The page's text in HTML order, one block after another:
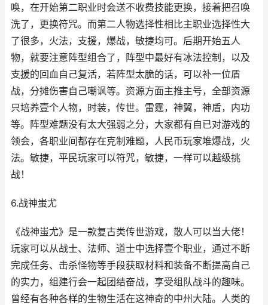
唤，在开始第二职业时会送不收费技能更换，接着把召唤
洗了，更换符咒。而第二人物选择性相比主职业选择性大
了很多，火法，支援，爆战，敏捷均可。后期开始五人
物，就要注意阵型组合了，阵型中最好有冰法控制，以及
支援的回血自己复活，若阵型太脆的话，可以补一位盾
战，分摊伤害自己嘲讽等。资源方面主推主号，全部资源
只培养壹个人物，时装，传世。雷霆，神翼，神盾，内功
等。阵型难题没有太大强弱之分，大家都有自已对游戏的
领会，各职业间都存在克制难题，人民币玩家堆爆战，火
法。敏捷，平民玩家可以符咒，敏捷，一样可以越级挑
战！
6.战神蚩尤
《战神蚩尤》是一款复古类传世游戏，散人可以当大佬！
玩家可以从战士、法师、道士中选择壹个职业，通过不断
完成任务、击杀怪物等手段获取材料和装备不断提高自己
的实力，组建行会一起团结奋战，享受组队战斗的趣味。
曾经有各种各样的生物生活在这神奇的中州大陆。人类的